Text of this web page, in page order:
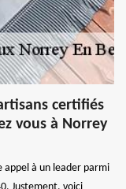
certifiés
vous à Norrey
appel à un leader parmi